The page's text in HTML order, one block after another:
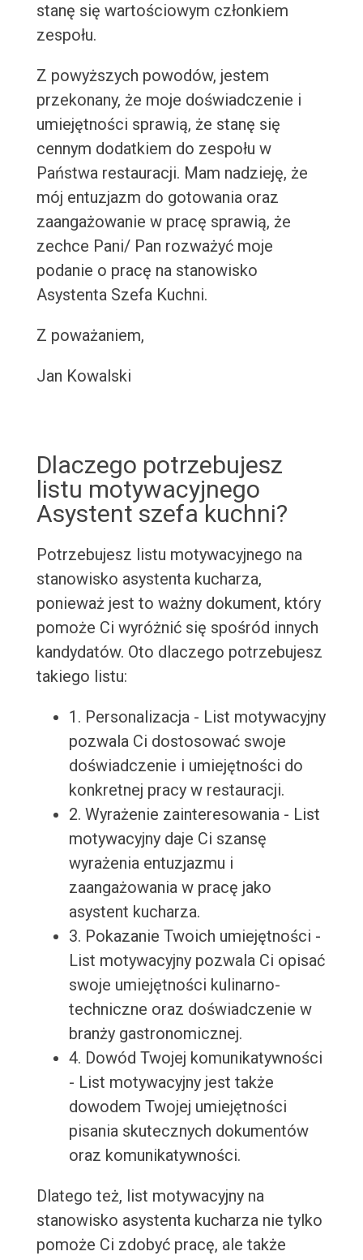
stanę się wartościowym członkiem
zespołu.
Z powyższych powodów, jestem
przekonany, że moje doświadczenie i
umiejętności sprawią, że stanę się
cennym dodatkiem do zespołu w
Państwa restauracji. Mam nadzieję, że
mój entuzjazm do gotowania oraz
zaangażowanie w pracę sprawią, że
zechce Pani/ Pan rozważyć moje
podanie o pracę na stanowisko
Asystenta Szefa Kuchni.
Z poważaniem,
Jan Kowalski
Dlaczego potrzebujesz
listu motywacyjnego
Asystent szefa kuchni?
Potrzebujesz listu motywacyjnego na
stanowisko asystenta kucharza,
ponieważ jest to ważny dokument, który
pomoże Ci wyróżnić się spośród innych
kandydatów. Oto dlaczego potrzebujesz
takiego listu:
1. Personalizacja - List motywacyjny
pozwala Ci dostosować swoje
doświadczenie i umiejętności do
konkretnej pracy w restauracji.
2. Wyrażenie zainteresowania - List
motywacyjny daje Ci szansę
wyrażenia entuzjazmu i
zaangażowania w pracę jako
asystent kucharza.
3. Pokazanie Twoich umiejętności -
List motywacyjny pozwala Ci opisać
swoje umiejętności kulinarno-
techniczne oraz doświadczenie w
branży gastronomicznej.
4. Dowód Twojej komunikatywności
- List motywacyjny jest także
dowodem Twojej umiejętności
pisania skutecznych dokumentów
oraz komunikatywności.
Dlatego też, list motywacyjny na
stanowisko asystenta kucharza nie tylko
pomoże Ci zdobyć pracę, ale także